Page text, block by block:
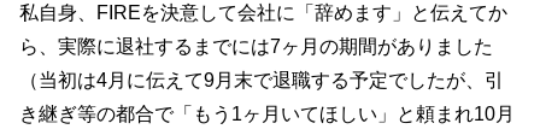
私自身、FIREを決意して会社に「辞めます」と伝えてか
ら、実際に退社するまでには7ヶ月の期間がありました
（当初は4月に伝えて9月末で退職する予定でしたが、引
き継ぎ等の都合で「もう1ヶ月いてほしい」と頼まれ10月